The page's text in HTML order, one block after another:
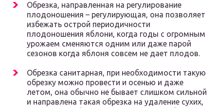
Обрезка, направленная на регулирование
плодоношения – регулирующая, она позволяет
избежать острой периодичности
плодоношения яблони, когда годы с огромным
урожаем сменяются одним или даже парой
сезонов когда яблоня совсем не дает плодов.
Обрезка санитарная, при необходимости такую
обрезку можно провести и осенью и даже
летом, она обычно не бывает слишком сильной
и направлена такая обрезка на удаление сухих,